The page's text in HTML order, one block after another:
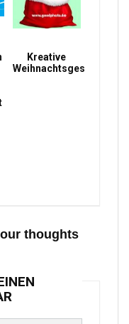
Kreative
Weihnachtsgeschenke
thoughts